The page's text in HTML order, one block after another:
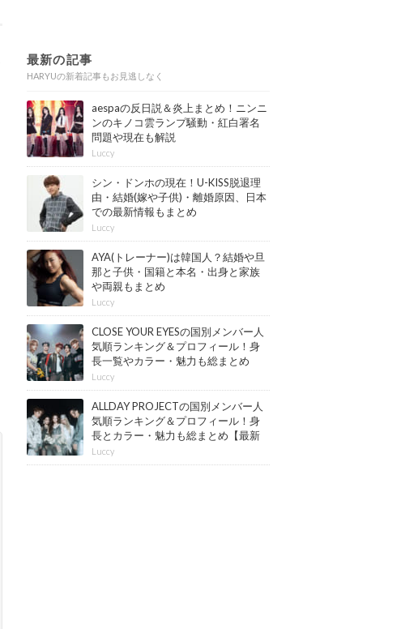
最新の記事
HARYUの新着記事もお見逃しなく
aespaの反日説＆炎上まとめ！ニンニ
ンのキノコ雲ランプ騒動・紅白署名
問題や現在も解説
Luccy
シン・ドンホの現在！U-KISS脱退理
由・結婚(嫁や子供)・離婚原因、日本
での最新情報もまとめ
Luccy
AYA(トレーナー)は韓国人？結婚や旦
那と子供・国籍と本名・出身と家族
や両親もまとめ
Luccy
CLOSE YOUR EYESの国別メンバー人
気順ランキング＆プロフィール！身
長一覧やカラー・魅力も総まとめ
【最新版】
Luccy
ALLDAY PROJECTの国別メンバー人
気順ランキング＆プロフィール！身
長とカラー・魅力も総まとめ【最新
版】
Luccy